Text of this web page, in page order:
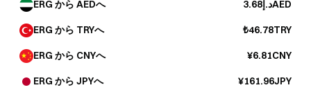
ERG から AEDへ د.إ3.68AED
ERG から TRYへ ₺46.78TRY
ERG から CNYへ ¥6.81CNY
ERG から JPYへ ¥161.96JPY